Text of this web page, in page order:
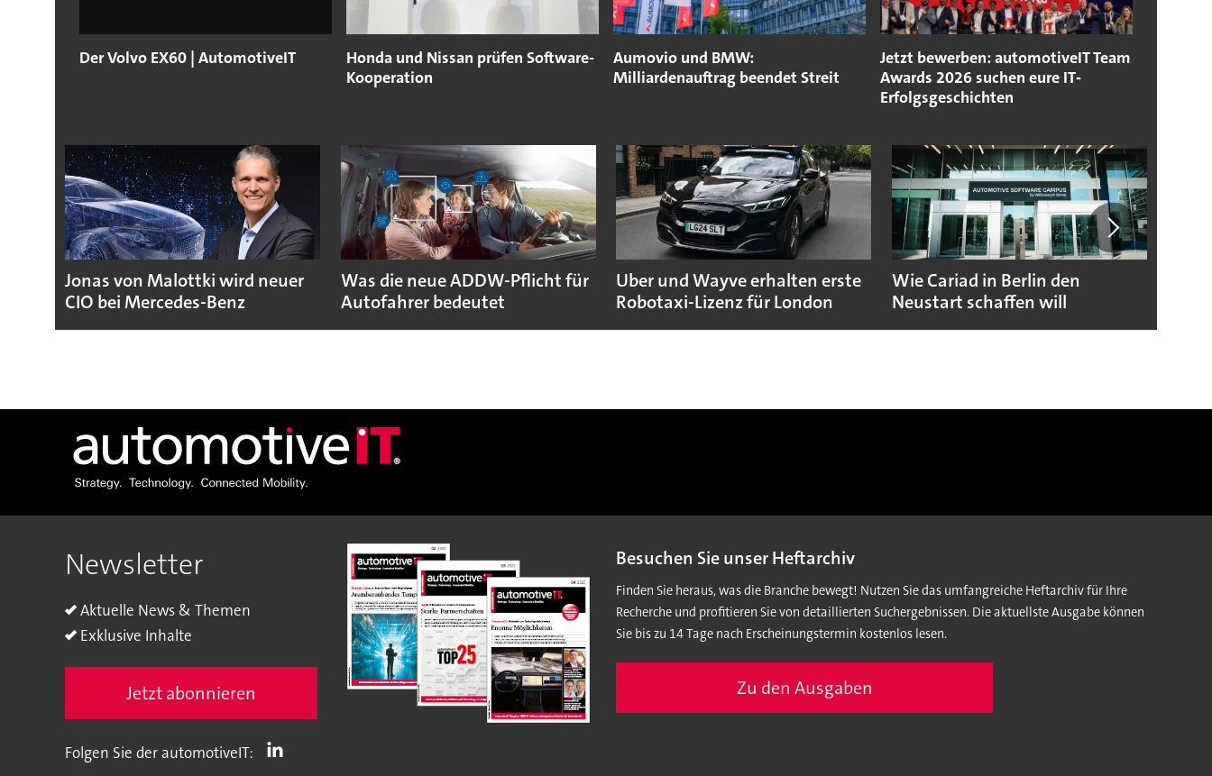
Der Volvo EX60 | AutomotiveIT
Honda und Nissan prüfen Software-
Kooperation
Aumovio und BMW:
Milliardenauftrag beendet Streit
Jetzt bewerben: automotiveIT Team
Awards 2026 suchen eure IT‐
Erfolgsgeschichten
Jonas von Malottki wird neuer
CIO bei Mercedes-Benz
Was die neue ADDW-Pflicht für
Autofahrer bedeutet
Uber und Wayve erhalten erste
Robotaxi-Lizenz für London
Wie Cariad in Berlin den
Neustart schaffen will
Newsletter
Aktuelle News & Themen
Exklusive Inhalte
Jetzt abonnieren
Besuchen Sie unser Heftarchiv
Finden Sie heraus, was die Branche bewegt! Nutzen Sie das umfangreiche Heftarchiv für Ihre
Recherche und profitieren Sie von detaillierten Suchergebnissen. Die aktuellste Ausgabe können
Sie bis zu 14 Tage nach Erscheinungstermin kostenlos lesen.
Zu den Ausgaben
Folgen Sie der automotiveIT: